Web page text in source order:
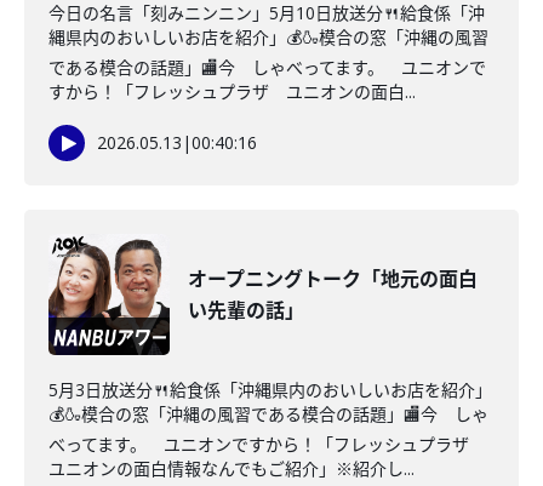
今日の名言「刻みニンニン」5月10日放送分🍴給食係「沖
縄県内のおいしいお店を紹介」💰🍶模合の窓「沖縄の風習
である模合の話題」🏬今 しゃべってます。 ユニオンで
すから！「フレッシュプラザ ユニオンの面白...
2026.05.13 |00:40:16
オープニングトーク「地元の面白
い先輩の話」
5月3日放送分🍴給食係「沖縄県内のおいしいお店を紹介」
💰🍶模合の窓「沖縄の風習である模合の話題」🏬今 しゃ
べってます。 ユニオンですから！「フレッシュプラザ
ユニオンの面白情報なんでもご紹介」※紹介し...